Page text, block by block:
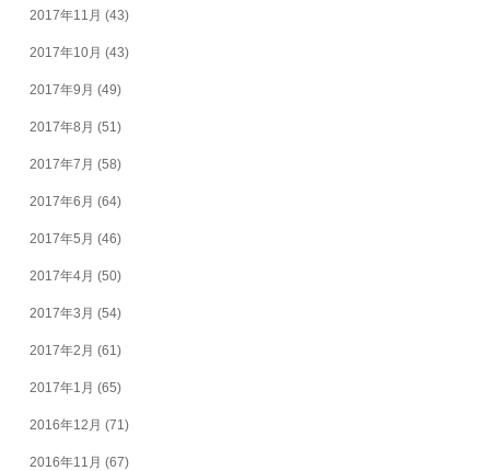
2017年11月 (43)
2017年10月 (43)
2017年9月 (49)
2017年8月 (51)
2017年7月 (58)
2017年6月 (64)
2017年5月 (46)
2017年4月 (50)
2017年3月 (54)
2017年2月 (61)
2017年1月 (65)
2016年12月 (71)
2016年11月 (67)